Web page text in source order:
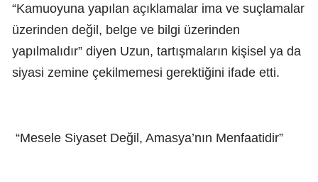
“Kamuoyuna yapılan açıklamalar ima ve suçlamalar
üzerinden değil, belge ve bilgi üzerinden
yapılmalıdır” diyen Uzun, tartışmaların kişisel ya da
siyasi zemine çekilmemesi gerektiğini ifade etti.
“Mesele Siyaset Değil, Amasya’nın Menfaatidir”